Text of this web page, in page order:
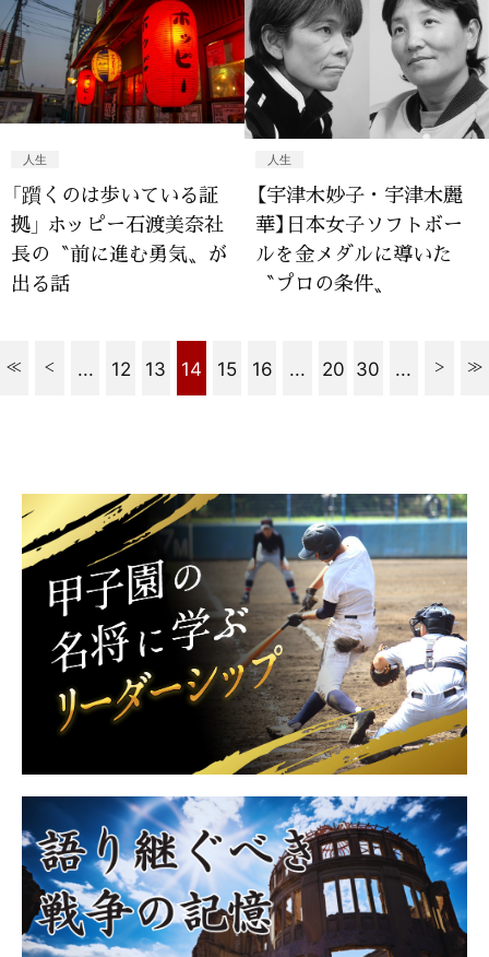
人生
「躓くのは歩いている証
拠」 ホッピー石渡美奈社
長の〝前に進む勇気〟が
出る話
人生
【宇津木妙子・宇津木麗
華】日本女子ソフトボー
ルを金メダルに導いた
〝プロの条件〟
... 12 13 14 15 16 ... 20 30 ...